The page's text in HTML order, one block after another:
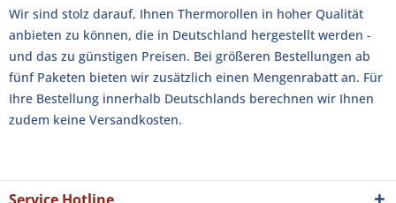
Wir sind stolz darauf, Ihnen Thermorollen in hoher Qualität
anbieten zu können, die in Deutschland hergestellt werden -
und das zu günstigen Preisen. Bei größeren Bestellungen ab
fünf Paketen bieten wir zusätzlich einen Mengenrabatt an. Für
Ihre Bestellung innerhalb Deutschlands berechnen wir Ihnen
zudem keine Versandkosten.